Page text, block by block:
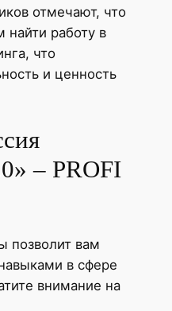
отмечают, что
работу в
что
и ценность
– PROFI
позволит вам
в сфере
внимание на